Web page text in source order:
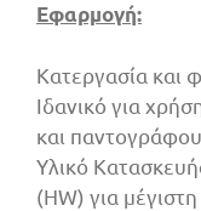
Εφαρμογή:
Κατεργασία και
Ιδανικό για
και
Υλικό
(HW) για